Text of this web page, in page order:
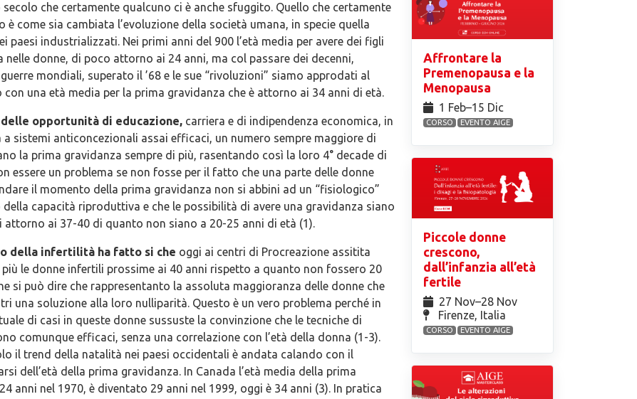
che certamente qualcuno ci è anche sfuggito. Quello che certamente
è come sia cambiata l’evoluzione della società umana, in specie quella
paesi industrializzati. Nei primi anni del 900 l’età media per avere dei figli
nelle donne, di poco attorno ai 24 anni, ma col passare dei decenni,
mondiali, superato il ’68 e le sue “rivoluzioni” siamo approdati al
con una età media per la prima gravidanza che è attorno ai 34 anni di età.
delle opportunità di educazione, carriera e di indipendenza economica, in
a sistemi anticoncezionali assai efficaci, un numero sempre maggiore di
la prima gravidanza sempre di più, rasentando così la loro 4° decade di
essere un problema se non fosse per il fatto che una parte delle donne
il momento della prima gravidanza non si abbini ad un “fisiologico”
capacità riproduttiva e che le possibilità di avere una gravidanza siano
ai 37-40 di quanto non siano a 20-25 anni di età (1).
della infertilità ha fatto si che oggi ai centri di Procreazione assitita
le donne infertili prossime ai 40 anni rispetto a quanto non fossero 20
si può dire che rappresentanto la assoluta maggioranza delle donne che
una soluzione alla loro nulliparità. Questo è un vero problema perché in
di casi in queste donne sussuste la convinzione che le tecniche di
comunque efficaci, senza una correlazione con l’età della donna (1-3).
il trend della natalità nei paesi occidentali è andata calando con il
dell’età della prima gravidanza. In Canada l’età media della prima
anni nel 1970, è diventato 29 anni nel 1999, oggi è 34 anni (3). In pratica
Affrontare la
Premenopausa e la
Menopausa
1 Feb⁠–15 Dic
CORSO EVENTO AIGE
Piccole donne
crescono,
dall’infanzia all’età
fertile
27 Nov⁠–28 Nov
Firenze, Italia
CORSO EVENTO AIGE